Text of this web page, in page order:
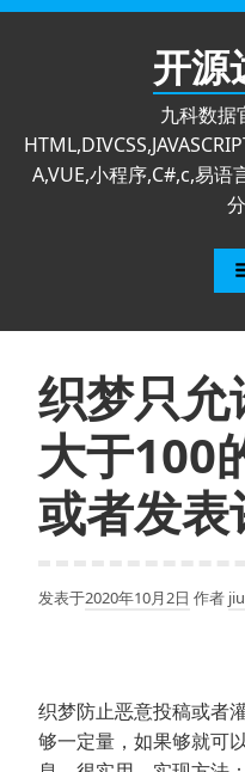
跳
开源
九科数据
A,VUE,小程序,C#,c,易语
织梦只
大于100
或者发表
发表于2020年10月2日 作者
织梦防止恶意投稿或者
够一定量，如果够就可